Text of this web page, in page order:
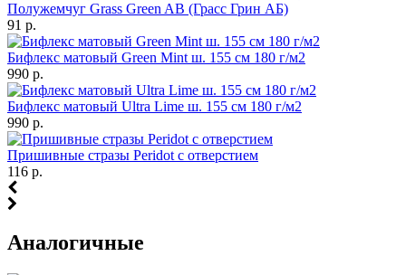
Полужемчуг Grass Green AB (Грасс Грин АБ)
91 р.
Бифлекс матовый Green Mint ш. 155 см 180 г/м2
990 р.
Бифлекс матовый Ultra Lime ш. 155 см 180 г/м2
990 р.
Пришивные стразы Peridot с отверстием
116 р.
Аналогичные